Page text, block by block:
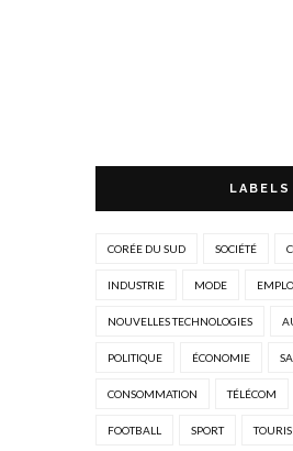
LABELS
CORÉE DU SUD SOCIÉTÉ
INDUSTRIE MODE
NOUVELLES TECHNOLOGIES
POLITIQUE ÉCONOMIE
CONSOMMATION TÉLÉCOM
FOOTBALL SPORT